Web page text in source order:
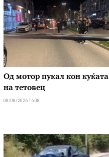
Од мотор пукал кон куќата
на тетовец
08/08/2026 16:08